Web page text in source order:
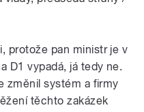
protože pan ministr je v
D1 vypadá, já tedy ne.
změnil systém a firmy
těchto zakázek